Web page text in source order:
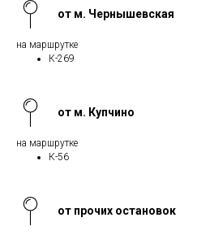
от м. Чернышевская
на маршрутке
К-269
от м. Купчино
на маршрутке
К-56
от прочих остановок